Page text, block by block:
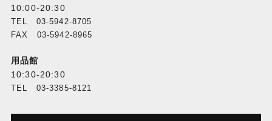
10:00-20:30
TEL 03-5942-8705
FAX 03-5942-8965
用品館
10:30-20:30
TEL 03-3385-8121